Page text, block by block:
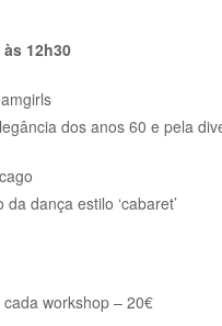
12h30
dos anos 60 e pela
dança estilo ‘cabaret’
workshop – 20€